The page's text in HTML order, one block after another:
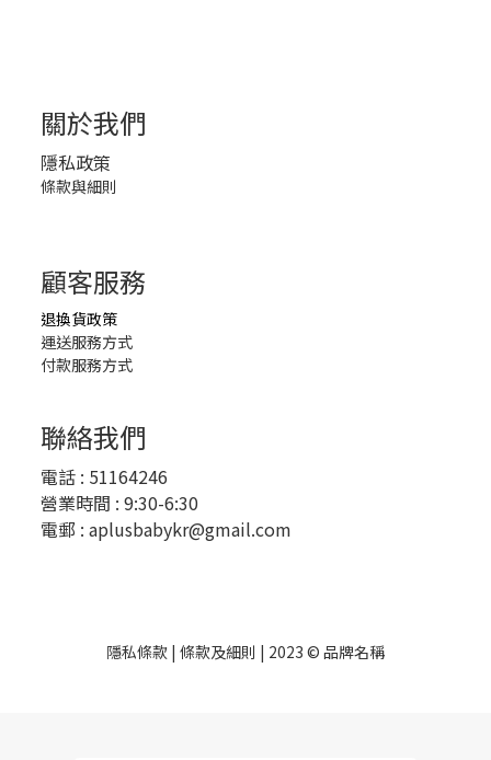
關於我們
隱私政策
條款與細則
顧客服務
退換貨政策
運送服務方式
付款服務方式
聯絡我們
電話 : 51164246
營業時間 : 9:30-6:30
電郵 : aplusbabykr@gmail.com
隱私條款 | 條款及細則 | 2023 © 品牌名稱